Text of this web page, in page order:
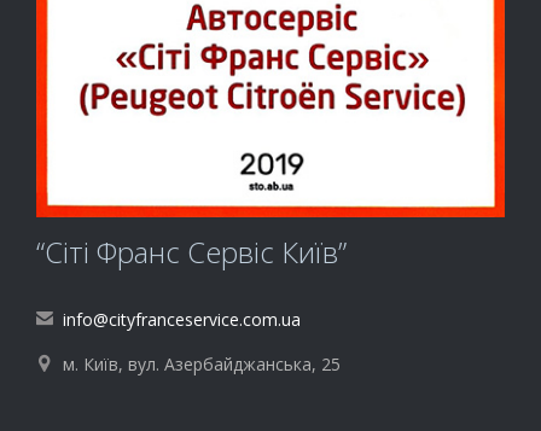
“Сіті Франс Сервіс Київ”
 info@cityfranceservice.com.ua
 м. Київ, вул. Азербайджанська, 25